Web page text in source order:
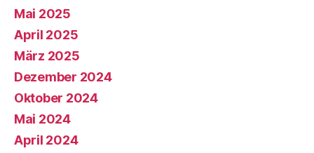
Mai 2025
April 2025
März 2025
Dezember 2024
Oktober 2024
Mai 2024
April 2024